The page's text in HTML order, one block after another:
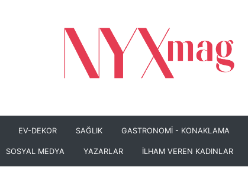
EV-DEKOR SAĞLIK GASTRONOMİ - KONAKLAMA
SOSYAL MEDYA YAZARLAR İLHAM VEREN KADINLAR